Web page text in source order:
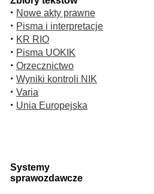
· Nowe akty prawne
· Pisma i interpretacje
· KR RIO
· Pisma UOKIK
· Orzecznictwo
· Wyniki kontroli NIK
· Varia
· Unia Europejska
Systemy
sprawozdawcze